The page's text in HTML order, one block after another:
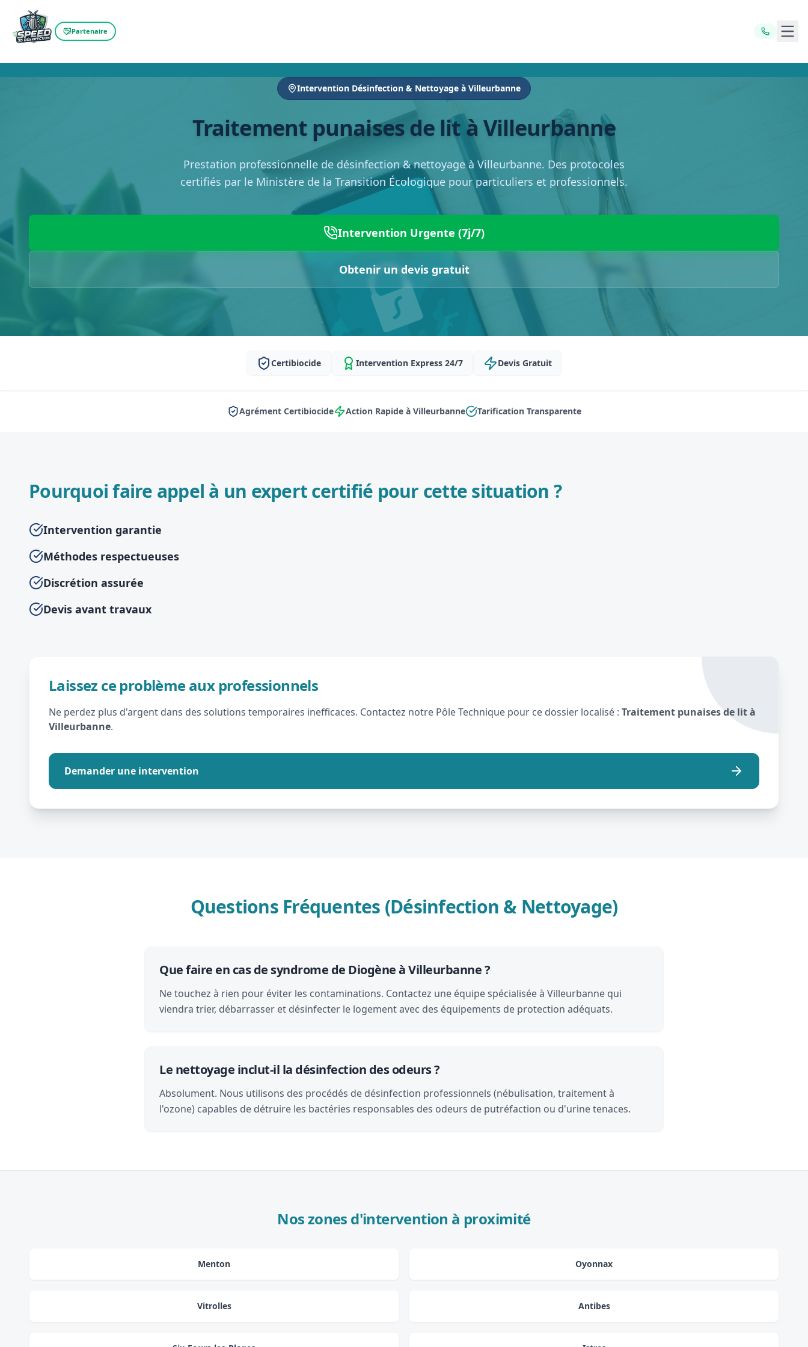
Partenaire
Intervention Désinfection & Nettoyage à Villeurbanne
Traitement punaises de lit à Villeurbanne
Prestation professionnelle de désinfection & nettoyage à Villeurbanne. Des protocoles
certifiés par le Ministère de la Transition Écologique pour particuliers et professionnels.
Intervention Urgente (7j/7)
Obtenir un devis gratuit
Certibiocide Intervention Express 24/7 Devis Gratuit
Agrément Certibiocide Action Rapide à Villeurbanne Tarification Transparente
Pourquoi faire appel à un expert certifié pour cette situation ?
Intervention garantie
Méthodes respectueuses
Discrétion assurée
Devis avant travaux
Laissez ce problème aux professionnels
Ne perdez plus d'argent dans des solutions temporaires inefficaces. Contactez notre Pôle Technique pour ce dossier localisé : Traitement punaises de lit à
Villeurbanne.
Demander une intervention
Questions Fréquentes (Désinfection & Nettoyage)
Que faire en cas de syndrome de Diogène à Villeurbanne ?
Ne touchez à rien pour éviter les contaminations. Contactez une équipe spécialisée à Villeurbanne qui
viendra trier, débarrasser et désinfecter le logement avec des équipements de protection adéquats.
Le nettoyage inclut-il la désinfection des odeurs ?
Absolument. Nous utilisons des procédés de désinfection professionnels (nébulisation, traitement à
l'ozone) capables de détruire les bactéries responsables des odeurs de putréfaction ou d'urine tenaces.
Nos zones d'intervention à proximité
Menton Oyonnax
Vitrolles Antibes